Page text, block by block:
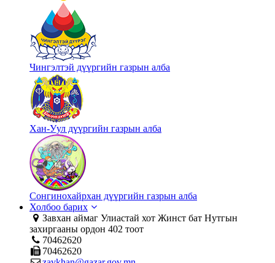
Чингэлтэй дүүргийн газрын алба
Хан-Уул дүүргийн газрын алба
Сонгинохайрхан дүүргийн газрын алба
Холбоо барих
Завхан аймаг Улиастай хот Жинст бат Нутгын
захиргааны ордон 402 тоот
70462620
70462620